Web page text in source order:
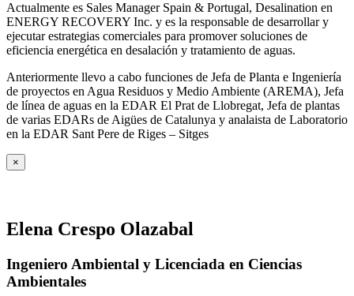
Actualmente es Sales Manager Spain & Portugal, Desalination en
ENERGY RECOVERY Inc. y es la responsable de desarrollar y
ejecutar estrategias comerciales para promover soluciones de
eficiencia energética en desalación y tratamiento de aguas.
Anteriormente llevo a cabo funciones de Jefa de Planta e Ingeniería
de proyectos en Agua Residuos y Medio Ambiente (AREMA), Jefa
de línea de aguas en la EDAR El Prat de Llobregat, Jefa de plantas
de varias EDARs de Aigües de Catalunya y analaista de Laboratorio
en la EDAR Sant Pere de Riges – Sitges
×
Elena Crespo Olazabal
Ingeniero Ambiental y Licenciada en Ciencias
Ambientales